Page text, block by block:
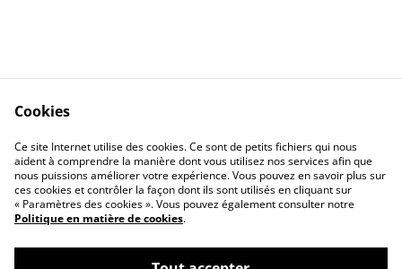
Contact Us
Legal Terms
Privacy Policy
Cookie Policy
Cookies
Ce site Internet utilise des cookies. Ce sont de petits fichiers qui nous
aident à comprendre la manière dont vous utilisez nos services afin que
nous puissions améliorer votre expérience. Vous pouvez en savoir plus sur
ces cookies et contrôler la façon dont ils sont utilisés en cliquant sur
« Paramètres des cookies ». Vous pouvez également consulter notre
Politique en matière de cookies.